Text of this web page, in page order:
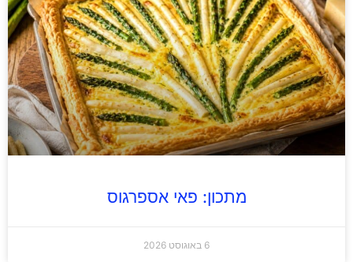
מתכון: פאי אספרגוס
6 באוגוסט 2026